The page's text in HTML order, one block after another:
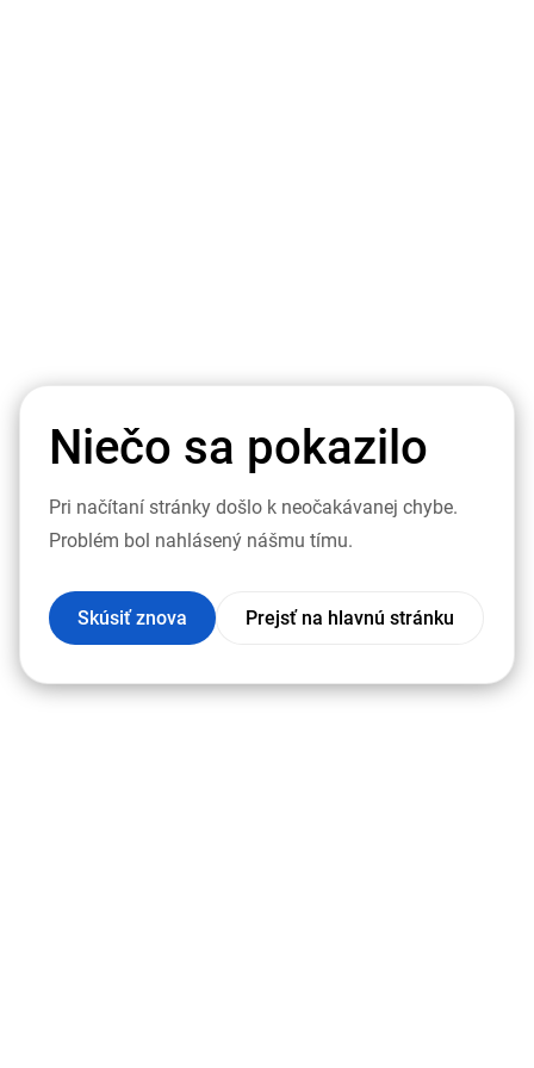
Niečo sa pokazilo
Pri načítaní stránky došlo k neočakávanej chybe.
Problém bol nahlásený nášmu tímu.
Skúsiť znova Prejsť na hlavnú stránku